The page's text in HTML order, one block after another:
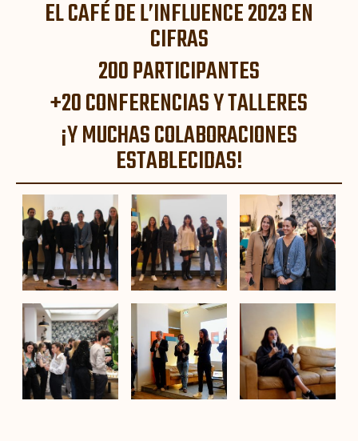
EL CAFÉ DE L’INFLUENCE 2023 EN
CIFRAS
200 PARTICIPANTES
+20 CONFERENCIAS Y TALLERES
¡Y MUCHAS COLABORACIONES
ESTABLECIDAS!